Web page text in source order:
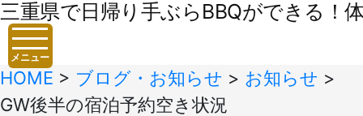
三重県で日帰り手ぶらBBQができる！
メニュー
HOME > ブログ・お知らせ > お知らせ >
GW後半の宿泊予約空き状況